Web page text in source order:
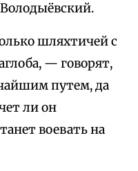
шляхтичей с
— говорят,
путем, да
ли он
воевать на